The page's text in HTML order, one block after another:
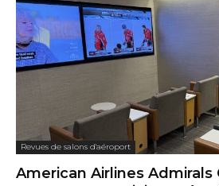
Revues de salons d'aéroport
American Airlines Admirals